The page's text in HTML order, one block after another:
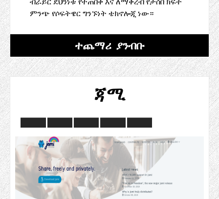
ምንጭ የሶፍትዌር ግንኙነት ቴክኖሎጂ ነው።
ተጨማሪ ያንብቡ
ጃሚ